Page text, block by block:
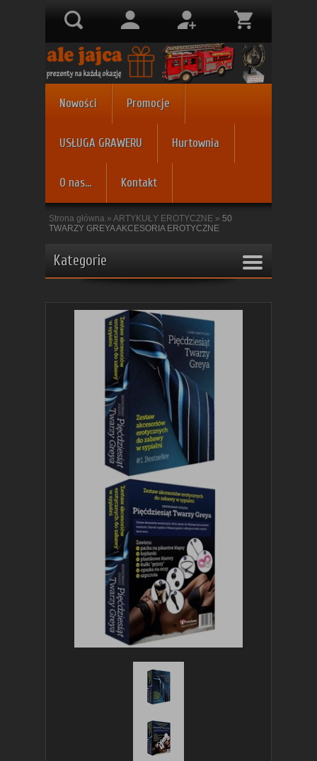
Nowości Promocje
USŁUGA GRAWERU Hurtownia
O nas... Kontakt
Strona główna » ARTYKUŁY EROTYCZNE » 50
TWARZY GREYA AKCESORIA EROTYCZNE
Kategorie